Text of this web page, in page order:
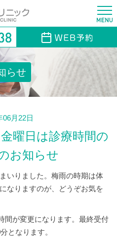
らせ
06月22日
曜日は診療時間の
お知らせ
いりました。梅雨の時期は体
なりますのが、どうぞお気を
間が変更になります。最終受付
となります。